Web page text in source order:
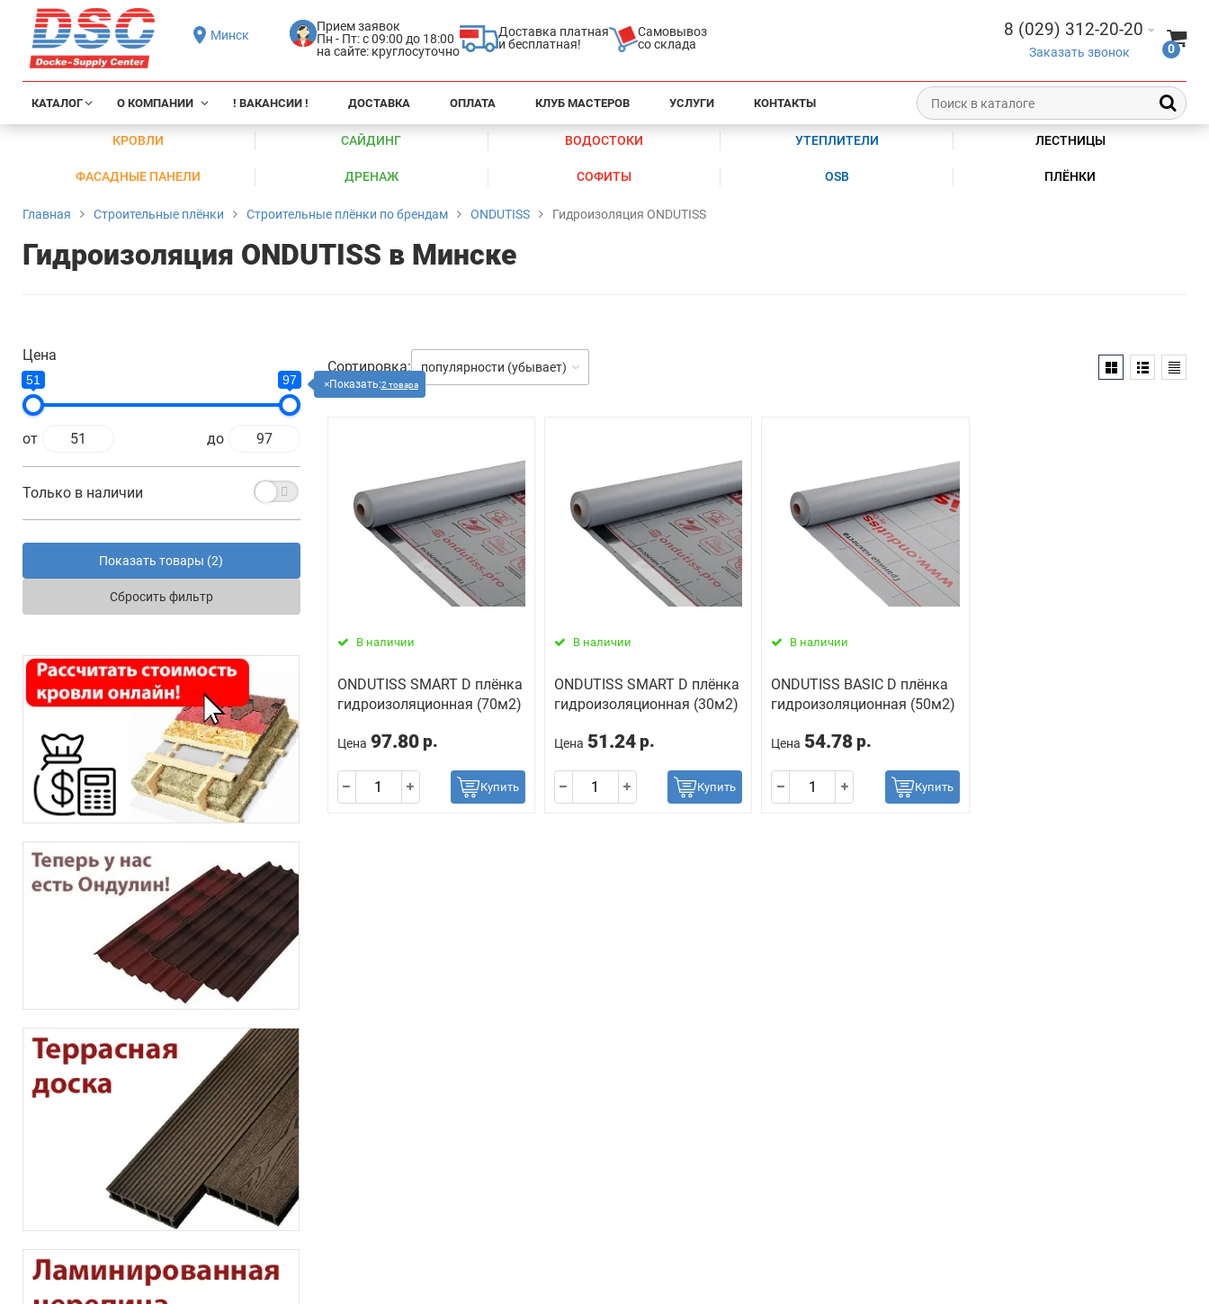
Минск
Прием заявок
Пн - Пт: с 09:00 до 18:00
на сайте: круглосуточно
Доставка платная
и бесплатная!
Самовывоз
со склада
8 (029) 312-20-20
Заказать звонок 0
КАТАЛОГ О КОМПАНИИ ! ВАКАНСИИ ! ДОСТАВКА ОПЛАТА КЛУБ МАСТЕРОВ УСЛУГИ КОНТАКТЫ
КРОВЛИ САЙДИНГ ВОДОСТОКИ УТЕПЛИТЕЛИ ЛЕСТНИЦЫ
ФАСАДНЫЕ ПАНЕЛИ ДРЕНАЖ СОФИТЫ OSB ПЛЁНКИ
Главная Строительные плёнки Строительные плёнки по брендам ONDUTISS Гидроизоляция ONDUTISS
Гидроизоляция ONDUTISS в Минске
Цена
Показать:2 товара
51 97
от до
Только в наличии
Показать товары (2)
Сбросить фильтр
Сортировка: популярности (убывает)
В наличии
ONDUTISS SMART D плёнка
гидроизоляционная (70м2)
Цена 97.80 р.
Купить
В наличии
ONDUTISS SMART D плёнка
гидроизоляционная (30м2)
Цена 51.24 р.
Купить
В наличии
ONDUTISS BASIC D плёнка
гидроизоляционная (50м2)
Цена 54.78 р.
Купить